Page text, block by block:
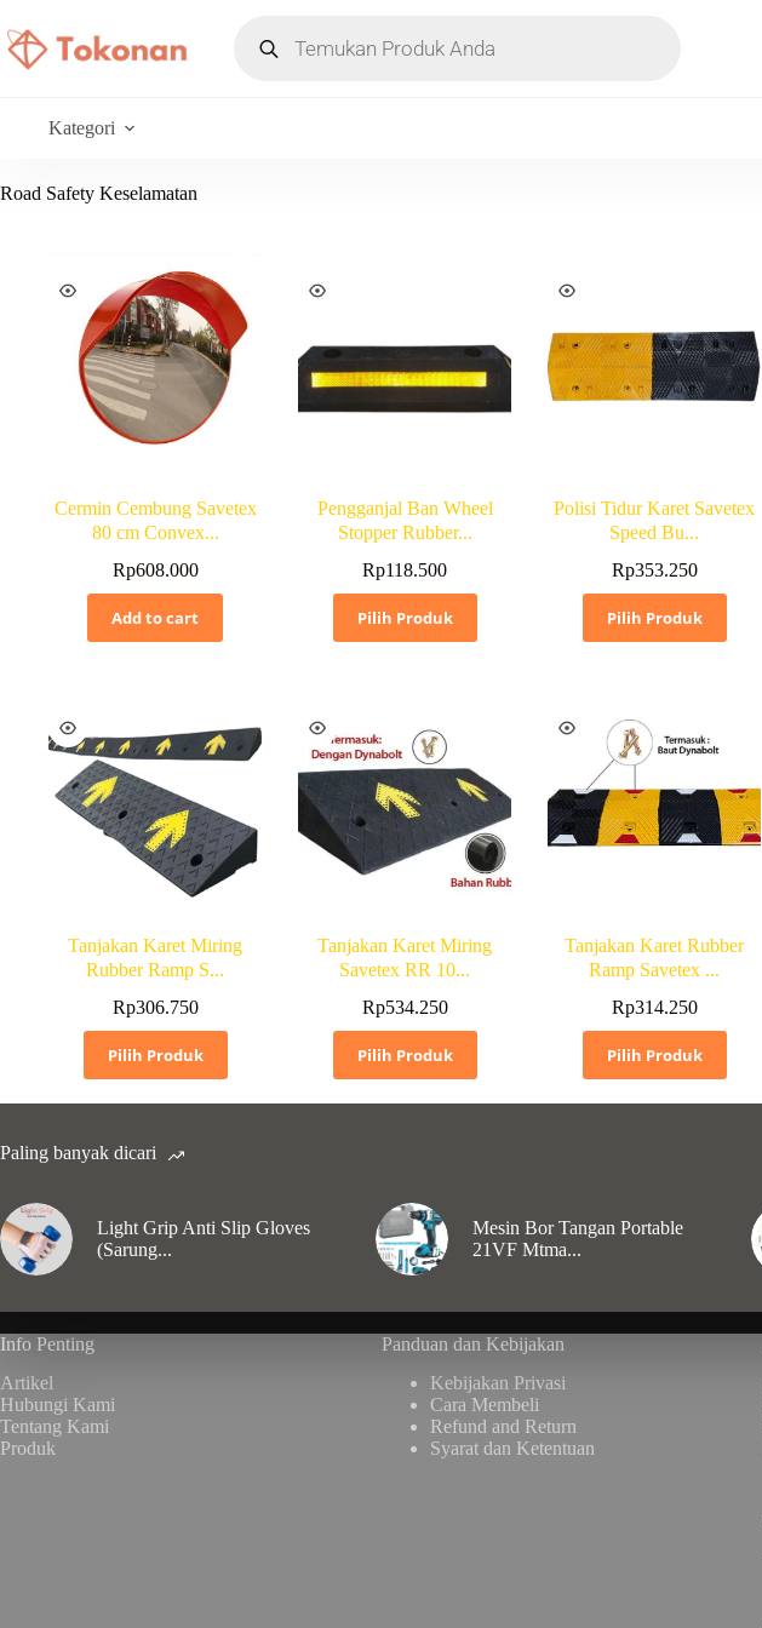
Kategori
Road Safety Keselamatan
Cermin Cembung Savetex
80 cm Convex...
Rp608.000
Add to cart
Pengganjal Ban Wheel
Stopper Rubber...
Rp118.500
Pilih Produk
Polisi Tidur Karet Savetex
Speed Bu...
Rp353.250
Pilih Produk
Tanjakan Karet Miring
Rubber Ramp S...
Rp306.750
Pilih Produk
Tanjakan Karet Miring
Savetex RR 10...
Rp534.250
Pilih Produk
Tanjakan Karet Rubber
Ramp Savetex ...
Rp314.250
Pilih Produk
Paling banyak dicari
Light Grip Anti Slip Gloves
(Sarung...
Mesin Bor Tangan Portable
21VF Mtma...
Info Penting
Artikel
Hubungi Kami
Tentang Kami
Produk
Panduan dan Kebijakan
Kebijakan Privasi
Cara Membeli
Refund and Return
Syarat dan Ketentuan